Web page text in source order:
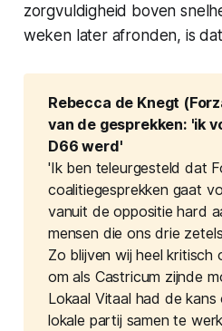
zorgvuldigheid boven
weken later afronden, is
Rebecca de Knegt
van de gesprekken: 'ik
D66 werd'
'Ik ben teleurgesteld dat
coalitiegesprekken gaat
vanuit de oppositie hard
mensen die ons drie
Zo blijven wij heel kritisch
om als Castricum zijnde
Lokaal Vitaal had de
lokale partij samen te